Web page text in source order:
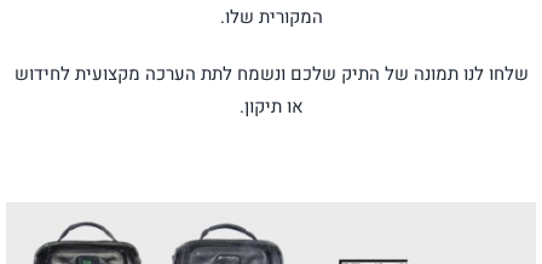
המקורית שלו.
שלחו לנו תמונה של התיק שלכם ונשמח לתת הערכה מקצועית לחידוש
או תיקון.